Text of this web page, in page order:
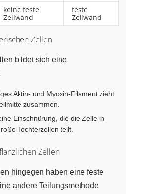
keine feste
Zellwand
feste
Zellwand
Zellen
bildet sich eine
Aktin- und Myosin-Filament zieht
zusammen.
Einschnürung, die die Zelle in
Tochterzellen teilt.
Zellen
hingegen haben eine feste
andere Teilungsmethode